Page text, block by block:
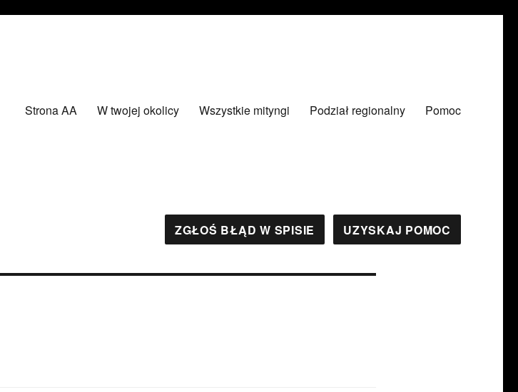
Strona AA W twojej okolicy Wszystkie mityngi Podział regionalny Pomoc
ZGŁOŚ BŁĄD W SPISIE UZYSKAJ POMOC